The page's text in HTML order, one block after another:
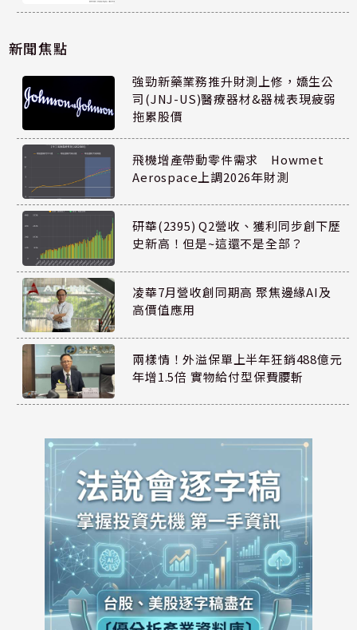
新聞焦點
強勁新藥業務推升財測上修，嬌生公
司(JNJ-US)醫療器材&器械表現疲弱
拖累股價
飛機增產帶動零件需求 Howmet
Aerospace上調2026年財測
研華(2395) Q2營收、獲利同步創下歷
史新高！但是~這還不是全部？
凌華7月營收創同期高 聚焦邊緣AI及
高價值應用
兩樣情！外溢保單上半年狂銷488億元
年增1.5倍 實物給付型保費腰斬